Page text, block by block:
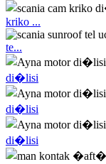
kriko ...
te...
di�lisi
di�lisi
di�lisi